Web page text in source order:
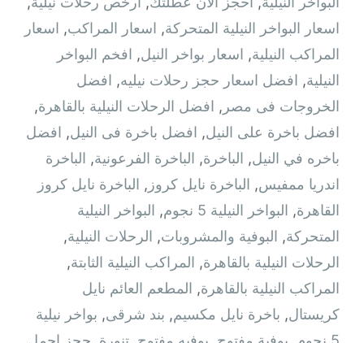
اسعار البواخر النيلية المتحركة, اسعار المراكب, اسعار
المراكب النيلية, اسعار بواخر النيل, افخم البواخر
النيلية, افضل اسعار حجز رحلات نيليه, افضل
الخروجات فى مصر , افضل الرحلات النيلية بالقاهرة,
افضل باخرة على النيل, افضل باخرة فى النيل, افضل
باخره في النيل, الباخرة, الباخرة الفرعونية, الباخرة
اندريا ممفيس, الباخرة نايل كروز , الباخرة نايل كروز
القاهرة, البواخر النيلية 5 نجوم , البواخر النيلية
المتحركة, البوفية والمشروبات, الرحلات النيلية,
الرحلات النيلية بالقاهرة, المراكب النيلية الثابتة,
المراكب النيلية بالقاهرة, المطعم العائم نايل
كريستال, باخرة نايل مكسيم, بند شرقى, بواخر نيلية